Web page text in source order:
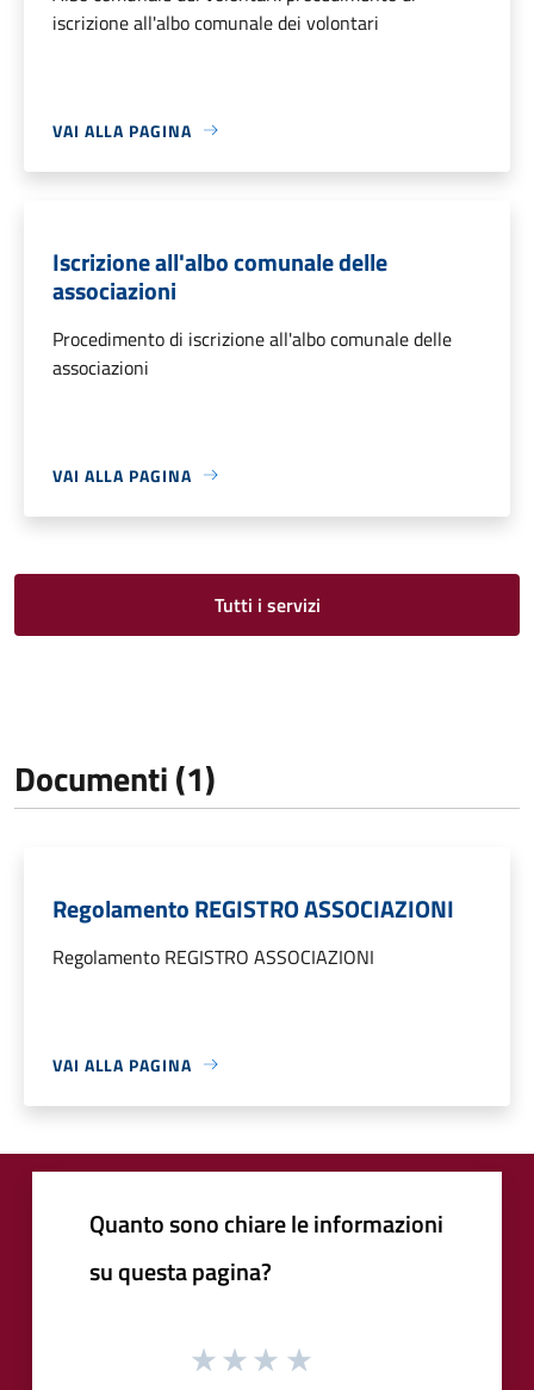
iscrizione all'albo comunale dei volontari
VAI ALLA PAGINA
Iscrizione all'albo comunale delle
associazioni
Procedimento di iscrizione all'albo comunale delle
associazioni
VAI ALLA PAGINA
Tutti i servizi
Documenti (1)
Regolamento REGISTRO ASSOCIAZIONI
Regolamento REGISTRO ASSOCIAZIONI
VAI ALLA PAGINA
Quanto sono chiare le informazioni
su questa pagina?